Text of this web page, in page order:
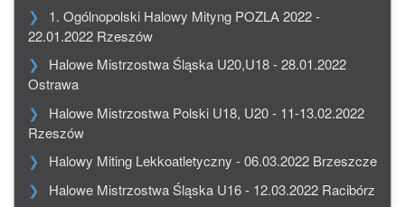
1. Ogólnopolski Halowy Mityng POZLA 2022 -
22.01.2022 Rzeszów
Halowe Mistrzostwa Śląska U20,U18 - 28.01.2022
Ostrawa
Halowe Mistrzostwa Polski U18, U20 - 11-13.02.2022
Rzeszów
Halowy Miting Lekkoatletyczny - 06.03.2022 Brzeszcze
Halowe Mistrzostwa Śląska U16 - 12.03.2022 Racibórz